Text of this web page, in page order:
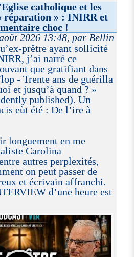
catholique et les
réparation » : INIRR et
choc !
2026 13:48, par Bellin
prêtre ayant sollicité
j’ai narré ce
que gratifiant dans
- Trente ans de guérilla
et jusqu’à quand ? »
published). Un
eùt été : De l’ire à
longuement en me
Carolina
autres perplexités,
on peut passer de
et écrivain affranchi.
d’une heure est